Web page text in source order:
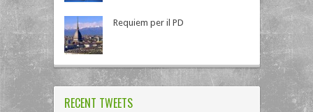
Requiem per il PD
RECENT TWEETS